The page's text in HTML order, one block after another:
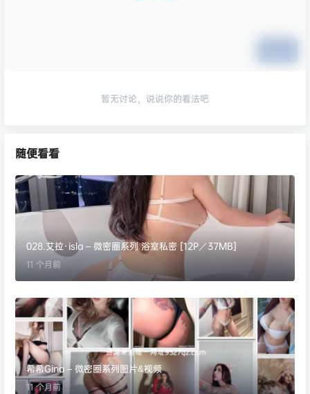
暂无讨论，说说你的看法吧
随便看看
028.艾拉·isla – 微密圈系列 浴室私密 [12P／37MB]
11 个月前
希希Gina – 微密圈系列图片&视频
11 个月前